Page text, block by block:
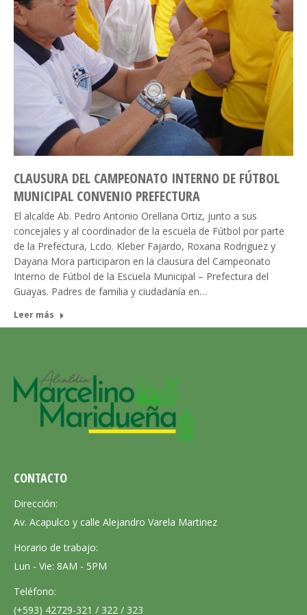
CLAUSURA DEL CAMPEONATO INTERNO DE FÚTBOL
MUNICIPAL CONVENIO PREFECTURA
El alcalde Ab. Pedro Antonio Orellana Ortiz, junto a sus
concejales y al coordinador de la escuela de Fútbol por parte
de la Prefectura, Lcdo. Kleber Fajardo, Roxana Rodriguez y
Dayana Mora participaron en la clausura del Campeonato
Interno de Fútbol de la Escuela Municipal – Prefectura del
Guayas. Padres de familia y ciudadanía en…
Leer más
CONTACTO
Dirección:
Av. Acapulco y calle Alejandro Varela Martinez
Horario de trabajo:
Lun - Vie: 8AM - 5PM
Teléfono:
(+593) 42729-321 / 322 / 323